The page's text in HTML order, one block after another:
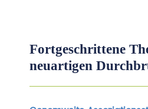
Fortgeschrittene
neuartigen